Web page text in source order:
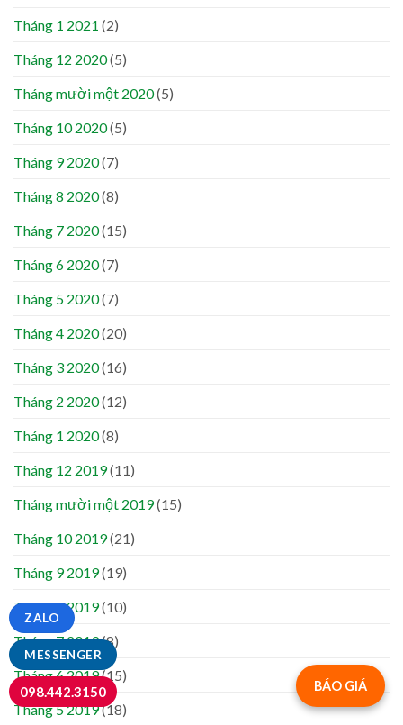
Tháng 1 2021 (2)
Tháng 12 2020(5)
Tháng mười một 2020(5)
Tháng 10 2020(5)
Tháng 9 2020(7)
Tháng 8 2020(8)
Tháng 7 2020(15)
Tháng 6 2020(7)
Tháng 5 2020(7)
Tháng 4 2020(20)
Tháng 3 2020(16)
Tháng 2 2020(12)
Tháng 1 2020(8)
Tháng 12 2019(11)
Tháng mười một 2019(15)
Tháng 10 2019(21)
Tháng 9 2019(19)
Tháng 8 2019(10)
Tháng 7 2019(8)
Tháng 6 2019(15)
Tháng 5 2019(18)
BÁO GIÁ
MESSENGER
ZALO
098.442.3150